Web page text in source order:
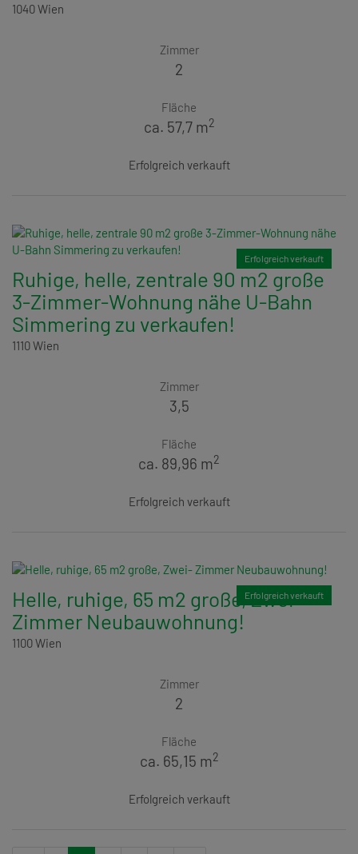
1040 Wien
Zimmer
2
Fläche
ca. 57,7 m2
Erfolgreich verkauft
Erfolgreich verkauft
Ruhige, helle, zentrale 90 m2 große
3-Zimmer-Wohnung nähe U-Bahn
Simmering zu verkaufen!
1110 Wien
Zimmer
3,5
Fläche
ca. 89,96 m2
Erfolgreich verkauft
Erfolgreich verkauft
Helle, ruhige, 65 m2 große, Zwei-
Zimmer Neubauwohnung!
1100 Wien
Zimmer
2
Fläche
ca. 65,15 m2
Erfolgreich verkauft